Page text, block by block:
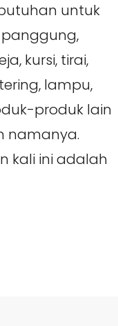
untuk
kursi, tirai,
lampu,
produk lain
namanya.
kali ini adalah